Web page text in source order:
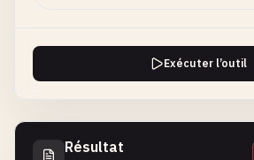
Exécuter l’outil
Résultat